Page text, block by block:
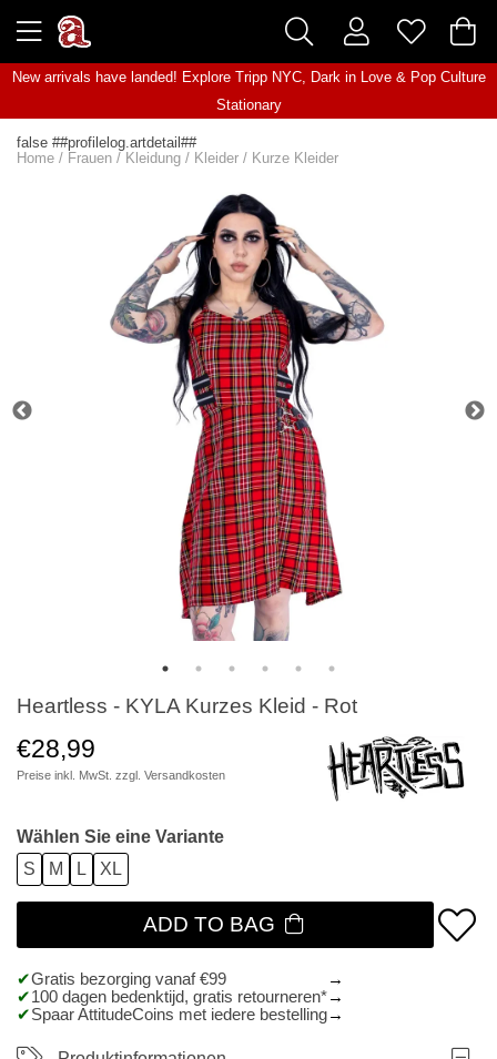
New arrivals have landed! Explore Tripp NYC, Dark in Love& Pop Culture
Stationary
false ##profilelog.artdetail##
Home / Frauen / Kleidung / Kleider / Kurze Kleider
Heartless - KYLA Kurzes Kleid - Rot
€28,99
Preise inkl. MwSt. zzgl. Versandkosten
Wählen Sie eine Variante
S
M L XL
ADD TO BAG
Gratis bezorging vanaf €99
100 dagen bedenktijd, gratis retourneren*
Spaar AttitudeCoins met iedere bestelling